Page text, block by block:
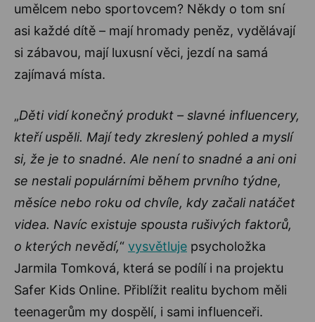
umělcem nebo sportovcem? Někdy o tom sní
asi každé dítě – mají hromady peněz, vydělávají
si zábavou, mají luxusní věci, jezdí na samá
zajímavá místa.
„Děti vidí konečný produkt – slavné influencery,
kteří uspěli. Mají tedy zkreslený pohled a myslí
si, že je to snadné. Ale není to snadné a ani oni
se nestali populárními během prvního týdne,
měsíce nebo roku od chvíle, kdy začali natáčet
videa. Navíc existuje spousta rušivých faktorů,
o kterých nevědí,“ vysvětluje psycholožka
Jarmila Tomková, která se podílí i na projektu
Safer Kids Online. Přiblížit realitu bychom měli
teenagerům my dospělí, i sami influenceři.